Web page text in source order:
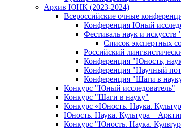
Архив ЮНК (2023-2024)
Всероссийские очные
Конференция Юный
Фестиваль наук и
Список экспертных
Российский
Конференция "Юность,
Конференция "Научный
Конференция "Шаги в
Конкурс "Юный исследователь"
Конкурс "Шаги в науку"
Конкурс «Юность. Наука.
Юность. Наука. Культура –
Конкурс "Юность. Наука.